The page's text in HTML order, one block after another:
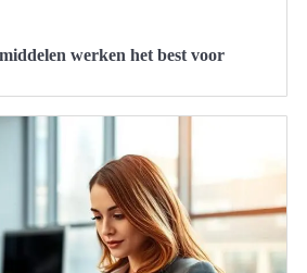
werken het best voor